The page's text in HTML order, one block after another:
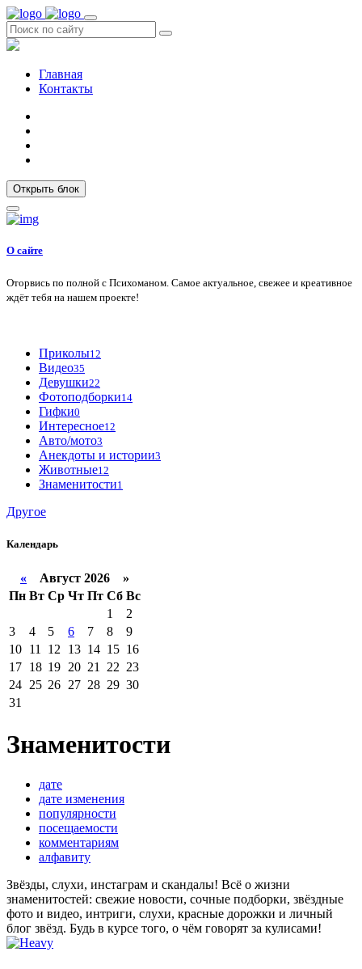
Главная
Контакты
Открыть блок
О сайте
Оторвись по полной с Психоманом. Самое актуальное, свежее и креативное
ждёт тебя на нашем проекте!
Приколы12
Видео35
Девушки22
Фотоподборки14
Гифки0
Интересное12
Авто/мото3
Анекдоты и истории3
Животные12
Знаменитости1
Другое
Календарь
« Август 2026 »
Пн Вт Ср Чт Пт Сб Вс
1
2
3
4 5 6 7 8
9
10 11 12 13 14 15 16
17 18 19 20 21 22 23
24 25 26 27 28 29 30
31
Знаменитости
дате
дате изменения
популярности
посещаемости
комментариям
алфавиту
Звёзды, слухи, инстаграм и скандалы! Всё о жизни
знаменитостей: свежие новости, сочные подборки, звёздные
фото и видео, интриги, слухи, красные дорожки и личный
блог звёзд. Будь в курсе того, о чём говорят за кулисами!